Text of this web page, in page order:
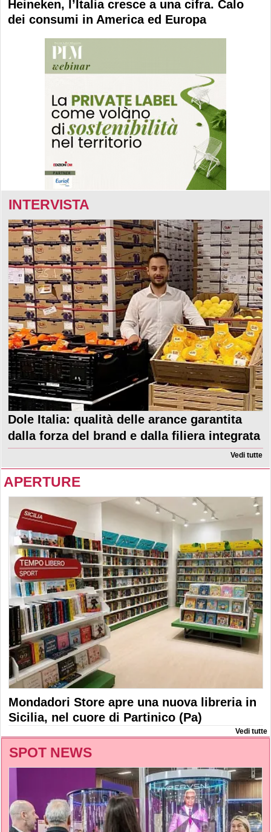
Heineken, l’Italia cresce a una cifra. Calo
dei consumi in America ed Europa
INTERVISTA
Dole Italia: qualità delle arance garantita
dalla forza del brand e dalla filiera integrata
Vedi tutte
APERTURE
Mondadori Store apre una nuova libreria in
Sicilia, nel cuore di Partinico (Pa)
Vedi tutte
SPOT NEWS